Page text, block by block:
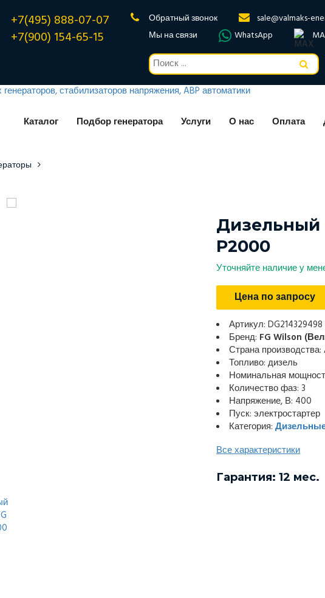
+7(495) 888-07-07
+7(900) 154-65-15
Обратный звонок
sale@valmaks-
Мы на связи
WhatsApp
Каталог Подбор генератора Услуги О нас Оплата
Дизельный
P2000
Уточняйте наличие у
Цена по запросу
Артикул: DG214329498
Бренд: FG Wilson
Страна производства:
Топливо: дизель
Номинальная
Количество фаз: 3
Напряжение, В: 400
Пуск: электростартер
Категория:
Все характеристики
Гарантия: 12 мес.